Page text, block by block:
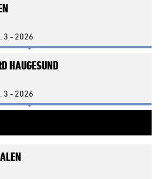
3 - 2026
HAUGESUND
3 - 2026